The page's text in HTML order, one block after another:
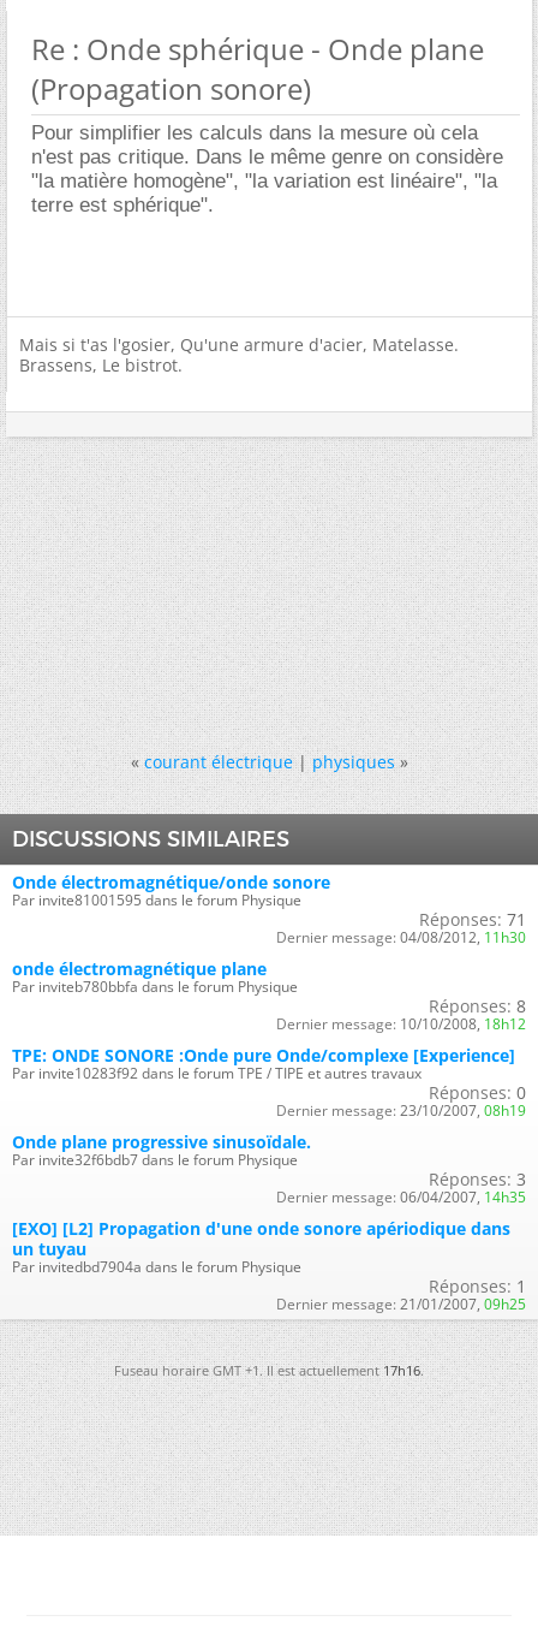
Re : Onde sphérique - Onde plane
(Propagation sonore)
Pour simplifier les calculs dans la mesure où cela
n'est pas critique. Dans le même genre on considère
"la matière homogène", "la variation est linéaire", "la
terre est sphérique".
Mais si t'as l'gosier, Qu'une armure d'acier, Matelasse.
Brassens, Le bistrot.
« courant électrique|physiques »
DISCUSSIONS SIMILAIRES
Onde électromagnétique/onde sonore
Par invite81001595 dans le forum Physique
Réponses: 71
Dernier message: 04/08/2012, 11h30
onde électromagnétique plane
Par inviteb780bbfa dans le forum Physique
Réponses: 8
Dernier message: 10/10/2008, 18h12
TPE: ONDE SONORE :Onde pure Onde/complexe [Experience]
Par invite10283f92 dans le forum TPE / TIPE et autres travaux
Réponses: 0
Dernier message: 23/10/2007, 08h19
Onde plane progressive sinusoïdale.
Par invite32f6bdb7 dans le forum Physique
Réponses: 3
Dernier message: 06/04/2007, 14h35
[EXO] [L2] Propagation d'une onde sonore apériodique dans
un tuyau
Par invitedbd7904a dans le forum Physique
Réponses: 1
Dernier message: 21/01/2007, 09h25
Fuseau horaire GMT +1. Il est actuellement17h16.